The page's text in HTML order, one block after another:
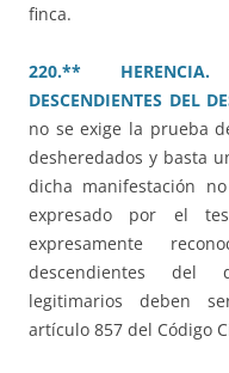
finca.
220.**
DESCENDIENTES DEL
no se exige la prueba
desheredados y basta
dicha manifestación
expresado por el
expresamente
descendientes del
legitimarios deben
artículo 857 del Código